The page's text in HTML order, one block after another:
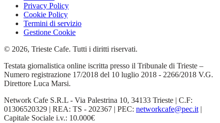
Privacy Policy
Cookie Policy
Termini di servizio
Gestione Cookie
© 2026, Trieste Cafe. Tutti i diritti riservati.
Testata giornalistica online iscritta presso il Tribunale di Trieste –
Numero registrazione 17/2018 del 10 luglio 2018 - 2266/2018 V.G.
Direttore Luca Marsi.
Network Cafe S.R.L - Via Palestrina 10, 34133 Trieste | C.F:
01306520329 | REA: TS - 202367 | PEC: networkcafe@pec.it|
Capitale Sociale i.v.: 10.000€